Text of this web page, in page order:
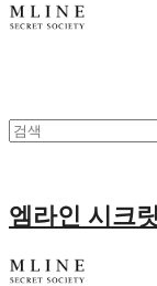
엠라인 시크